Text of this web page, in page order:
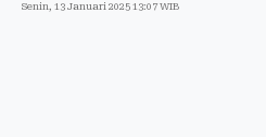
Senin, 13 Januari 2025 13:07 WIB